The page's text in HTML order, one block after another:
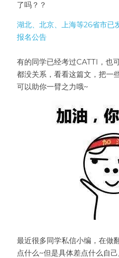
了吗？？
湖北、北京、上海等26省市已
报名公告
有的同学已经考过CATTI，也
都没关系，看看这篇文，把一
可以助你一臂之力哦~
最近很多同学私信小编，在做
点什么~但是具体差点什么自